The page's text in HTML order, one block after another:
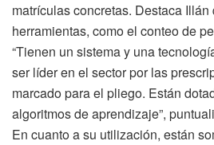
matrículas concretas. Destaca
herramientas, como el conteo de
“Tienen un sistema y una
ser líder en el sector por las
marcado para el pliego. Están
algoritmos de aprendizaje”,
En cuanto a su utilización, están